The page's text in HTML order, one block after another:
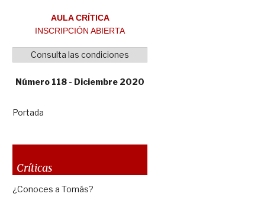
AULA CRÍTICA
INSCRIPCIÓN ABIERTA
Consulta las condiciones
Número 118 - Diciembre 2020
Portada
Críticas
¿Conoces a Tomás?